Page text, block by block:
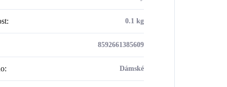
: 0.1 kg
8592661385609
: Dámské